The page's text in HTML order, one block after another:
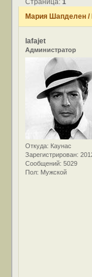
Мария Шапделен /
Страница:1
lafajet
Администратор
Откуда: Каунас
Зарегистрирован:
Сообщений: 5029
Пол: Мужской